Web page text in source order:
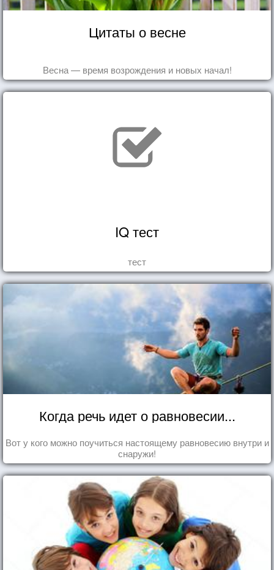
Цитаты о весне
Весна — время возрождения и новых начал!
IQ тест
тест
Когда речь идет о равновесии...
Вот у кого можно поучиться настоящему равновесию внутри и
снаружи!